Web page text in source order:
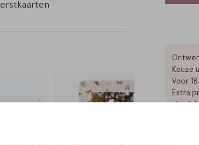
Keuze
Voor
Extra
Hulp?